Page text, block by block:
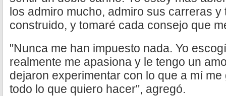
los admiro mucho, admiro sus carreras y
construido, y tomaré cada consejo que
"Nunca me han impuesto nada. Yo
realmente me apasiona y le tengo un
dejaron experimentar con lo que a mí
todo lo que quiero hacer", agregó.